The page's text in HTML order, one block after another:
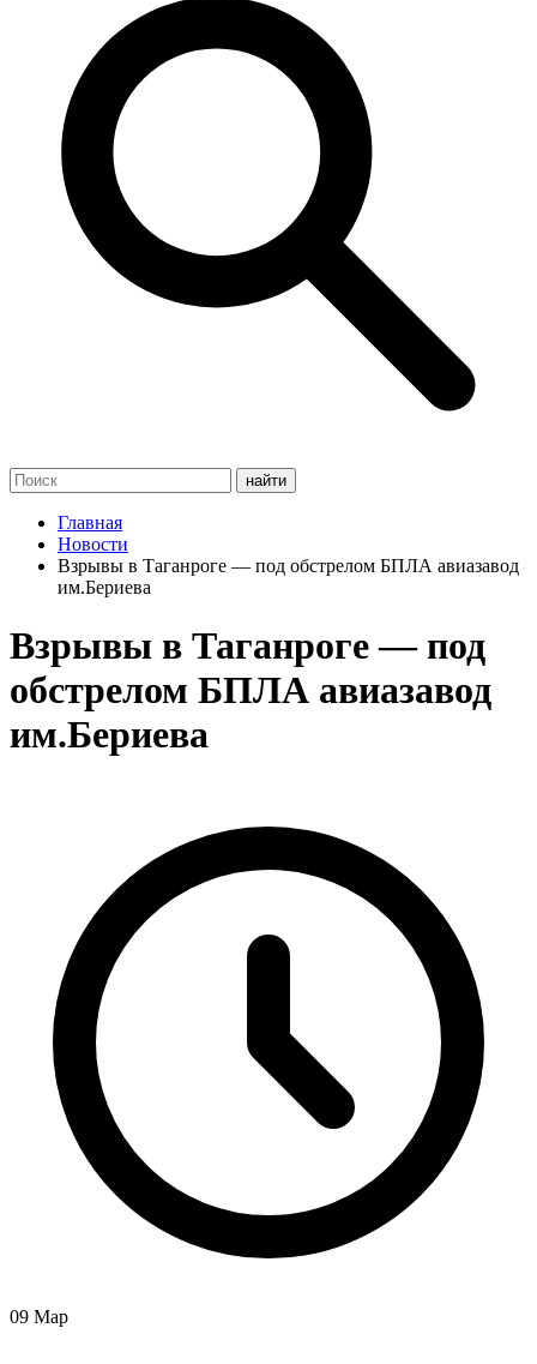
Главная
Новости
Взрывы в Таганроге — под обстрелом БПЛА авиазавод
им.Бериева
Взрывы в Таганроге — под
обстрелом БПЛА авиазавод
им.Бериева
09 Мар